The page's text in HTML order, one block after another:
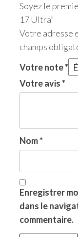
Soyez le
17 Ultra”
Votre adresse
champs
Votre note*
Votre avis*
Nom*
Enregistrer
dans le
commentaire.